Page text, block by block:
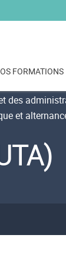
FORMATIONS
des
et